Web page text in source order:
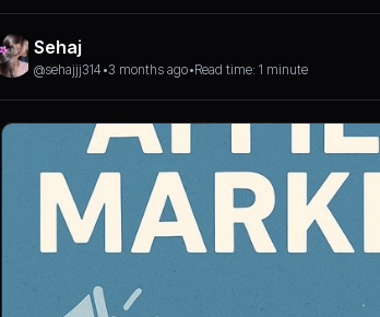
Sehaj
@sehajjj314 •3 months ago•Read time: 1 minute